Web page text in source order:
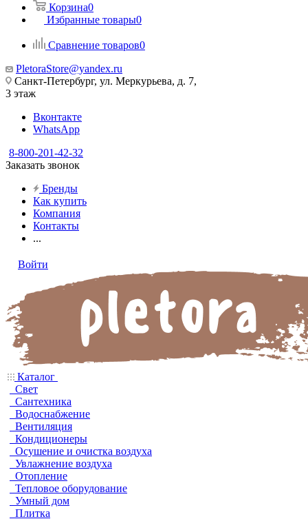
Корзина0
Избранные товары0
Сравнение товаров0
PletoraStore@yandex.ru
Санкт-Петербург, ул. Меркурьева, д. 7,
3 этаж
Вконтакте
WhatsApp
8-800-201-42-32
Заказать звонок
Бренды
Как купить
Компания
Контакты
...
Войти
Каталог
Свет
Сантехника
Водоснабжение
Вентиляция
Кондиционеры
Осушение и очистка воздуха
Увлажнение воздуха
Отопление
Тепловое оборудование
Умный дом
Плитка